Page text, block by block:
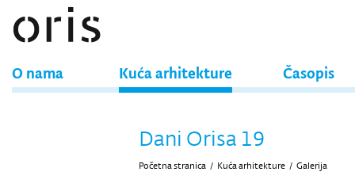
O nama Kuća arhitekture Časopis
Dani Orisa 19
Početna stranica / Kuća arhitekture / Galerija